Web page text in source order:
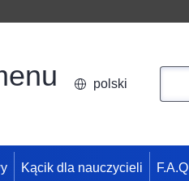
polski
Kącik dla nauczycieli F.A.Q